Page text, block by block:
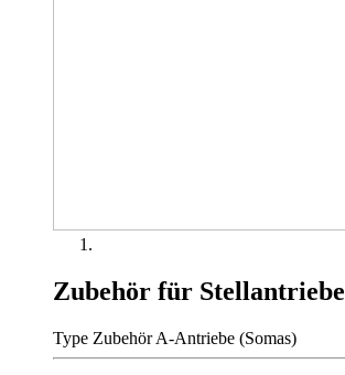
Zubehör für Stellantriebe
Type Zubehör A-Antriebe (Somas)